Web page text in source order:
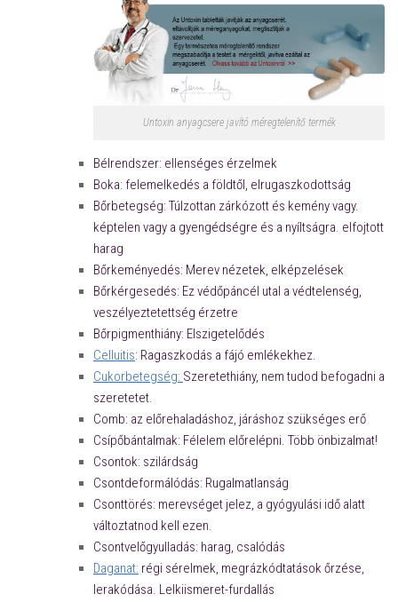
Untoxin anyagcsere javító méregtelenítő termék
Bélrendszer: ellenséges érzelmek
Boka: felemelkedés a földtől, elrugaszkodottság
Bőrbetegség: Túlzottan zárkózott és kemény vagy.
képtelen vagy a gyengédségre és a nyíltságra. elfojtott
harag
Bőrkeményedés: Merev nézetek, elképzelések
Bőrkérgesedés: Ez védőpáncél utal a védtelenség,
veszélyeztetettség érzetre
Bőrpigmenthiány: Elszigetelődés
Celluitis: Ragaszkodás a fájó emlékekhez.
Cukorbetegség: Szeretethiány, nem tudod befogadni a
szeretetet.
Comb: az előrehaladáshoz, járáshoz szükséges erő
Csípőbántalmak: Félelem előrelépni. Több önbizalmat!
Csontok: szilárdság
Csontdeformálódás: Rugalmatlanság
Csonttörés: merevséget jelez, a gyógyulási idő alatt
változtatnod kell ezen.
Csontvelőgyulladás: harag, csalódás
Daganat: régi sérelmek, megrázkódtatások őrzése,
lerakódása. Lelkiismeret-furdallás